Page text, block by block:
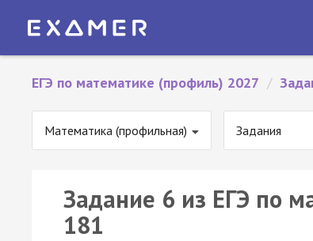
ЕГЭ по математике (профиль) 2027 /
Математика (профильная) Задания
Задание 6 из ЕГЭ по
181